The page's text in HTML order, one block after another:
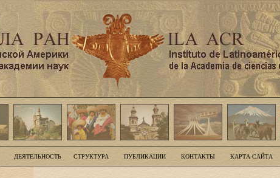
ДЕЯТЕЛЬНОСТЬ СТРУКТУРА ПУБЛИКАЦИИ КОНТАКТЫ КАРТА САЙТА